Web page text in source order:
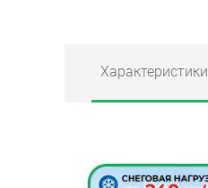
Характеристики